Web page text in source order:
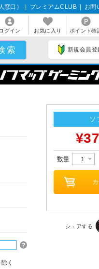
窓口） プレミアムCLUB お問
ログイン お気に入り ポイント確
新規会員登
く
ソ
数量
シェアする